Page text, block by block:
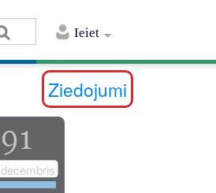
Ieiet
Ziedojumi
decembris